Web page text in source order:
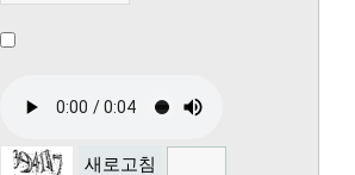
새로고침